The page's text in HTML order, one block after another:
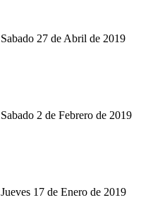
Sabado 27 de Abril de 2019
Sabado 2 de Febrero de 2019
Jueves 17 de Enero de 2019